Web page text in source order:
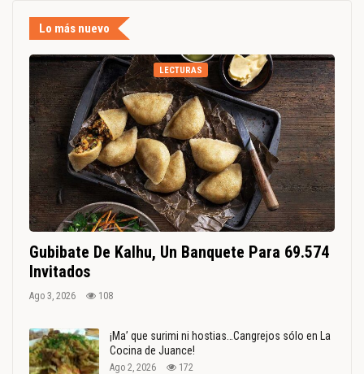
Lo más nuevo
LECTURAS
Gubibate De Kalhu, Un Banquete Para 69.574
Invitados
Ago 3, 2026 108
¡Ma’ que surimi ni hostias…Cangrejos sólo en La
Cocina de Juance!
Ago 2, 2026 172